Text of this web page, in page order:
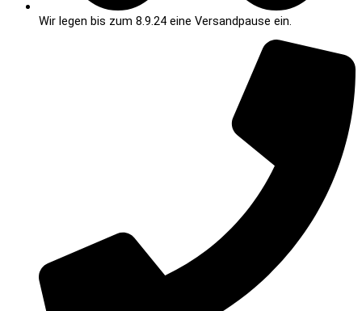
Wir legen bis zum 8.9.24 eine Versandpause ein.